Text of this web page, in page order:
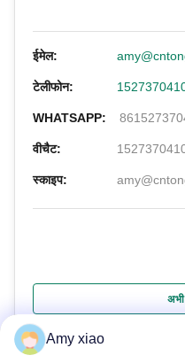
ईमेल:
टेलीफोन:
WHATSAPP:
वीचैट:
स्काइप:
Amy xiao